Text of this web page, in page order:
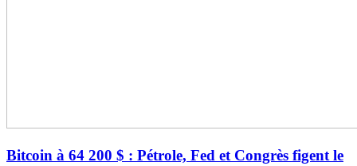
Bitcoin à 64 200 $ : Pétrole, Fed et Congrès figent le